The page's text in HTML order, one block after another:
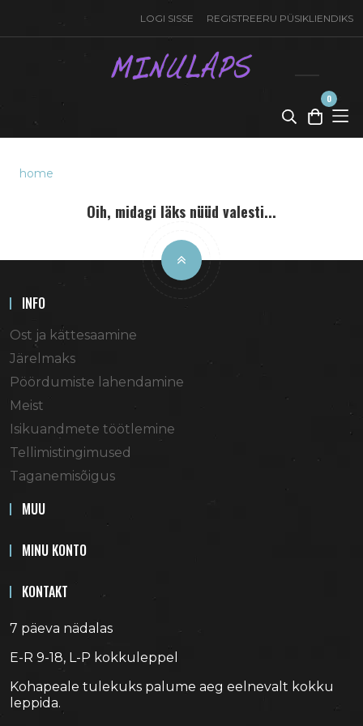
LOGI SISSE REGISTREERU PÜSIKLIENDIKS
0
toode(t)
home
Oih, midagi läks nüüd valesti...
INFO
Ost ja kättesaamine
Järelmaks
Pöördumiste lahendamine
Meist
Isikuandmete töötlemine
Tellimistingimused
Taganemisõigus
MUU
MINU KONTO
KONTAKT
7 päeva nädalas
E-R 9-18, L-P kokkuleppel
Kohapeale tulekuks palume aeg eelnevalt kokku
leppida.